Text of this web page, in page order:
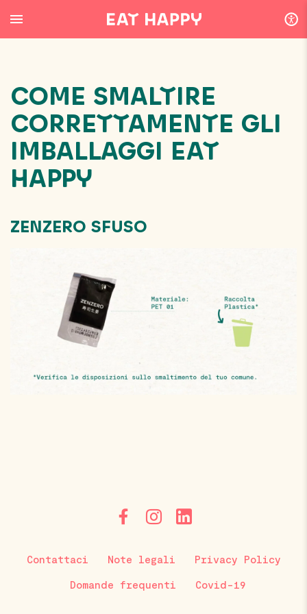
TO
MAIN
COME SMALTIRE
CORRETTAMENTE GLI
IMBALLAGGI EAT
HAPPY
ZENZERO SFUSO
Contattaci Note legali Privacy Policy
Domande frequenti Covid-19